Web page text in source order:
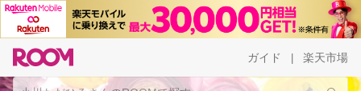
ガイド 楽天市場